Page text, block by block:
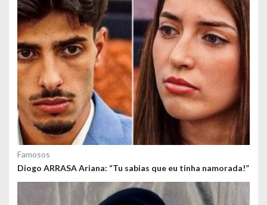
Famosos
Diogo ARRASA Ariana: “Tu sabias que eu tinha namorada!”